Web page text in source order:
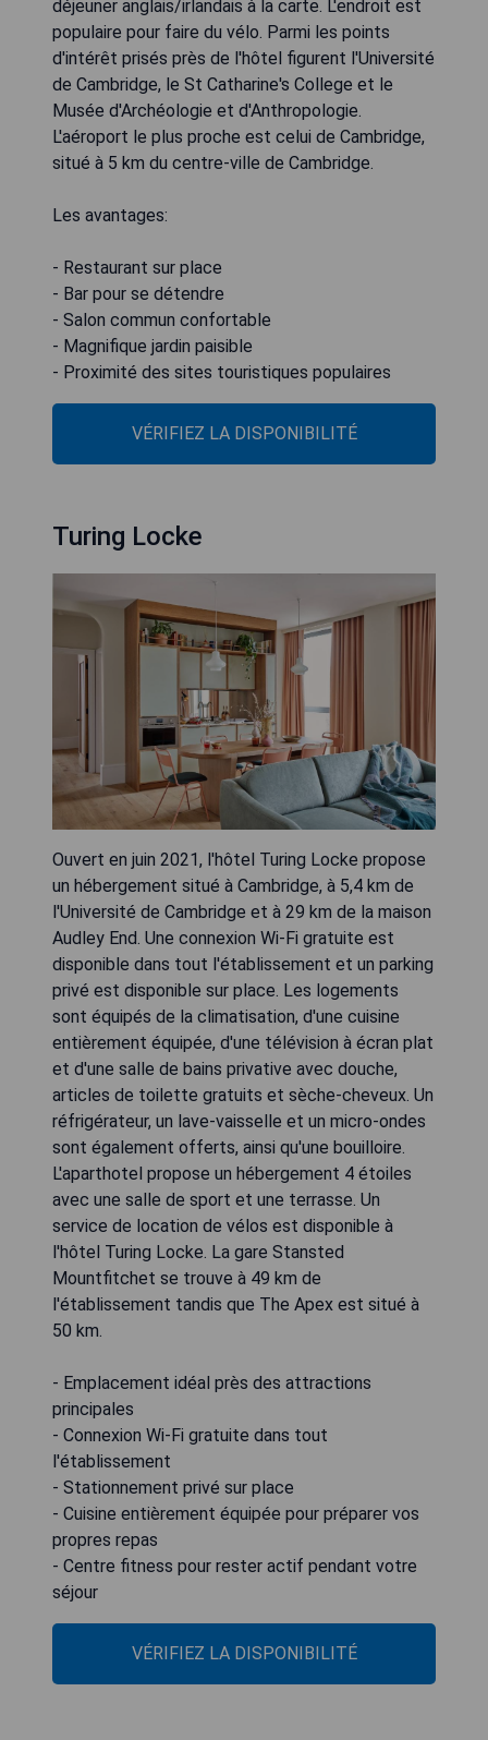
déjeuner anglais/irlandais à la carte. L'endroit est
populaire pour faire du vélo. Parmi les points
d'intérêt prisés près de l'hôtel figurent l'Université
de Cambridge, le St Catharine's College et le
Musée d'Archéologie et d'Anthropologie.
L'aéroport le plus proche est celui de Cambridge,
situé à 5 km du centre-ville de Cambridge.
Les avantages:
- Restaurant sur place
- Bar pour se détendre
- Salon commun confortable
- Magnifique jardin paisible
- Proximité des sites touristiques populaires
VÉRIFIEZ LA DISPONIBILITÉ
Turing Locke
Ouvert en juin 2021, l'hôtel Turing Locke propose
un hébergement situé à Cambridge, à 5,4 km de
l'Université de Cambridge et à 29 km de la maison
Audley End. Une connexion Wi-Fi gratuite est
disponible dans tout l'établissement et un parking
privé est disponible sur place. Les logements
sont équipés de la climatisation, d'une cuisine
entièrement équipée, d'une télévision à écran plat
et d'une salle de bains privative avec douche,
articles de toilette gratuits et sèche-cheveux. Un
réfrigérateur, un lave-vaisselle et un micro-ondes
sont également offerts, ainsi qu'une bouilloire.
L'aparthotel propose un hébergement 4 étoiles
avec une salle de sport et une terrasse. Un
service de location de vélos est disponible à
l'hôtel Turing Locke. La gare Stansted
Mountfitchet se trouve à 49 km de
l'établissement tandis que The Apex est situé à
50 km.
- Emplacement idéal près des attractions
principales
- Connexion Wi-Fi gratuite dans tout
l'établissement
- Stationnement privé sur place
- Cuisine entièrement équipée pour préparer vos
propres repas
- Centre fitness pour rester actif pendant votre
séjour
VÉRIFIEZ LA DISPONIBILITÉ